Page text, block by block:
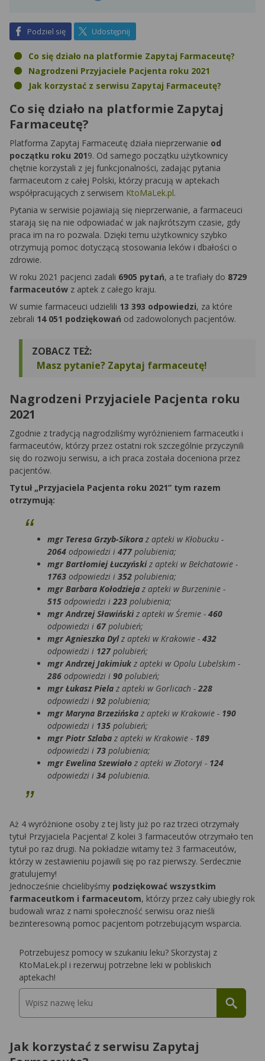
Podziel sięna FacebookUdostępnij
Co się działo na platformie Zapytaj Farmaceutę?
Nagrodzeni Przyjaciele Pacjenta roku 2021
Jak korzystać z serwisu Zapytaj Farmaceutę?
Co się działo na platformie Zapytaj
Farmaceutę?
Platforma Zapytaj Farmaceutę działa nieprzerwanie od
początku roku 2019. Od samego początku użytkownicy
chętnie korzystali z jej funkcjonalności, zadając pytania
farmaceutom z całej Polski, którzy pracują w aptekach
współpracujących z serwisem KtoMaLek.pl.
Pytania w serwisie pojawiają się nieprzerwanie, a farmaceuci
starają się na nie odpowiadać w jak najkrótszym czasie, gdy
praca im na ro pozwala. Dzięki temu użytkownicy szybko
otrzymują pomoc dotyczącą stosowania leków i dbałości o
zdrowie.
W roku 2021 pacjenci zadali 6905 pytań, a te trafiały do 8729
farmaceutów z aptek z całego kraju.
W sumie farmaceuci udzielili 13 393 odpowiedzi, za które
zebrali 14 051 podziękowań od zadowolonych pacjentów.
ZOBACZ TEŻ:
Masz pytanie? Zapytaj farmaceutę!
Nagrodzeni Przyjaciele Pacjenta roku
2021
Zgodnie z tradycją nagrodziliśmy wyróżnieniem farmaceutki i
farmaceutów, którzy przez ostatni rok szczególnie przyczynili
się do rozwoju serwisu, a ich praca została doceniona przez
pacjentów.
Tytuł „Przyjaciela Pacjenta roku 2021” tym razem
otrzymują:
mgr Teresa Grzyb-Sikora z apteki w Kłobucku -
2064 odpowiedzi i 477polubienia;
mgr Bartłomiej Łuczyńskiz apteki w Bełchatowie -
1763 odpowiedzi i 352 polubienia;
mgr Barbara Kołodzieja z apteki w Burzeninie -
515 odpowiedzi i223 polubienia;
mgr Andrzej Sławińskiz apteki w Śremie - 460
odpowiedzi i 67polubień;
mgr Agnieszka Dylz apteki w Krakowie - 432
odpowiedzi i 127polubień;
mgr Andrzej Jakimiukz apteki w Opolu Lubelskim -
286 odpowiedzi i 90 polubień;
mgr Łukasz Piela z apteki w Gorlicach -228
odpowiedzi i 92 polubienia;
mgr Maryna Brzezińska z apteki w Krakowie - 190
odpowiedzi i 135 polubień;
mgr Piotr Szlaba z apteki w Krakowie - 189
odpowiedzi i 73 polubienia;
mgr Ewelina Szewiało z apteki w Złotoryi - 124
odpowiedzi i 34 polubienia.
Aż 4 wyróżnione osoby z tej listy już po raz trzeci otrzymały
tytuł Przyjaciela Pacjenta! Z kolei 3 farmaceutów otrzymało ten
tytuł po raz drugi. Na pokładzie witamy też 3 farmaceutów,
którzy w zestawieniu pojawili się po raz pierwszy. Serdecznie
gratulujemy!
Jednocześnie chcielibyśmy podziękować wszystkim
farmaceutkom i farmaceutom, którzy przez cały ubiegły rok
budowali wraz z nami społeczność serwisu oraz nieśli
bezinteresowną pomoc pacjentom potrzebującym wsparcia.
Potrzebujesz pomocy w szukaniu leku? Skorzystaj z
KtoMaLek.pl i rezerwuj potrzebne leki w pobliskich
aptekach!
Jak korzystać z serwisu Zapytaj